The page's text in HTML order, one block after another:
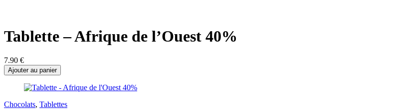
Tablette – Afrique de l’Ouest 40%
7.90 €
Ajouter au panier
Chocolats, Tablettes